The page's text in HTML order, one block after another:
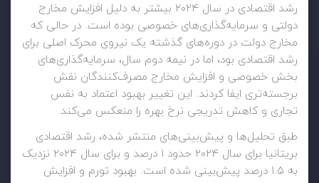
رشد اقتصادی در سال ۲۰۲۴ بیشتر به دلیل افزایش مخارج
دولتی و سرمایه‌گذاری‌های خصوصی بوده است. در حالی که
مخارج دولت در دوره‌های گذشته یک نیروی محرک اصلی برای
رشد اقتصادی بود، اما در نیمه دوم سال، سرمایه‌گذاری‌های
بخش خصوصی و افزایش مخارج مصرف‌کنندگان نقش
برجسته‌تری ایفا کردند. این تغییر بهبود اعتماد به نفس
تجاری و کاهش تدریجی نرخ بهره را منعکس می‌کند.
طبق تحلیل‌ها و پیش‌بینی‌های منتشر شده، رشد اقتصادی
بریتانیا برای سال ۲۰۲۴ حدود ۱ درصد و برای سال ۲۰۲۴ نزدیک
به ۱.۵ درصد پیش‌بینی شده است. بهبود تورم و افزایش